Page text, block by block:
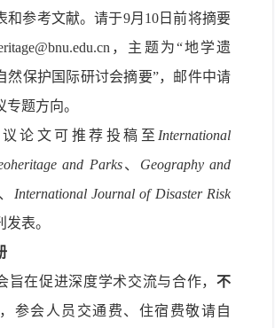
和参考文献。请于9月 10 日前将摘要
@bnu.edu.cn ，主题为“地学遗
然保护国际研讨会摘要”，邮件中请
题方向。
论文可推荐投稿至 International
eand Parks、 Geography and
、 International Journal of Disaster Risk
发表。
旨在促进深度学术交流与合作， 不
参会人员交通费、住宿费敬请自